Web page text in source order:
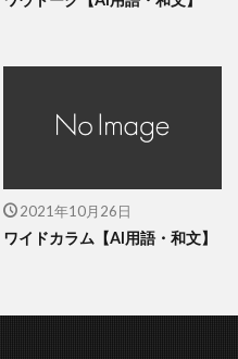
2021年10月26日
ワイドカラム【AI用語・和文】